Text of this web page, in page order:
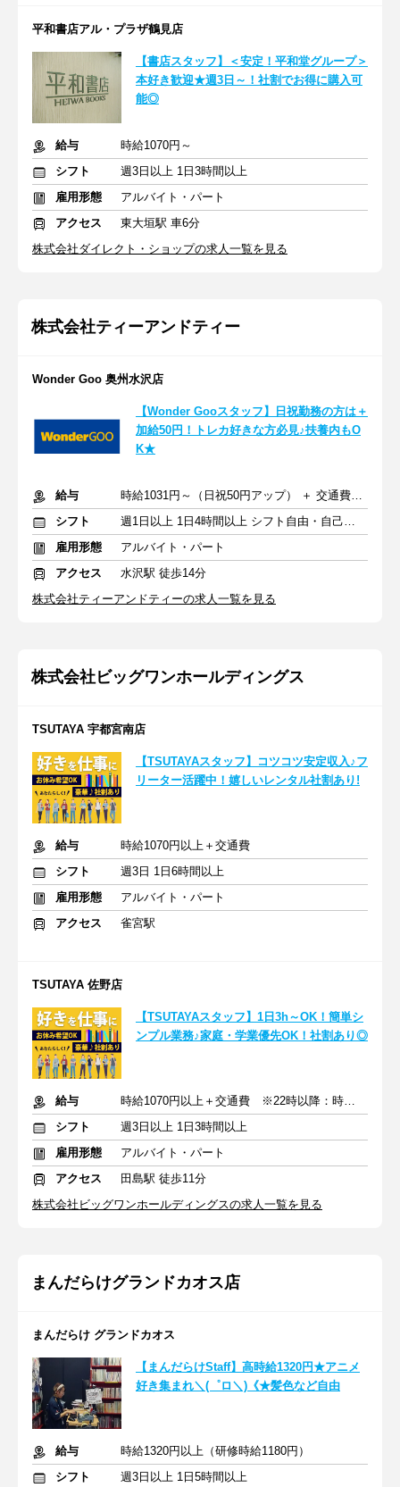
平和書店アル・プラザ鶴見店
【書店スタッフ】＜安定！平和堂グループ＞
本好き歓迎★週3日～！社割でお得に購入可
能◎
給与
時給1070円～
シフト
週3日以上 1日3時間以上
雇用形態
アルバイト・パート
アクセス
東大垣駅 車6分
株式会社ダイレクト・ショップの求人一覧を見る
株式会社ティーアンドティー
Wonder Goo 奥州水沢店
【Wonder Gooスタッフ】日祝勤務の方は＋
加給50円！トレカ好きな方必見♪扶養内もO
K★
給与
時給1031円～（日祝50円アップ） ＋ 交通費支給
シフト
週1日以上 1日4時間以上 シフト自由・自己申告
雇用形態
アルバイト・パート
アクセス
水沢駅 徒歩14分
株式会社ティーアンドティーの求人一覧を見る
株式会社ビッグワンホールディングス
TSUTAYA 宇都宮南店
【TSUTAYAスタッフ】コツコツ安定収入♪フ
リーター活躍中！嬉しいレンタル社割あり!
給与
時給1070円以上＋交通費
シフト
週3日 1日6時間以上
雇用形態
アルバイト・パート
アクセス
雀宮駅
TSUTAYA 佐野店
【TSUTAYAスタッフ】1日3h～OK！簡単シ
ンプル業務♪家庭・学業優先OK！社割あり◎
給与
時給1070円以上＋交通費 ※22時以降：時給25％UP
シフト
週3日以上 1日3時間以上
雇用形態
アルバイト・パート
アクセス
田島駅 徒歩11分
株式会社ビッグワンホールディングスの求人一覧を見る
まんだらけグランドカオス店
まんだらけ グランドカオス
【まんだらけStaff】高時給1320円★アニメ
好き集まれ＼(゜ロ＼)《★髪色など自由
給与
時給1320円以上（研修時給1180円）
シフト
週3日以上 1日5時間以上